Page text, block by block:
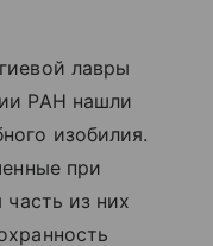
лавры
РАН нашли
изобилия.
при
часть из них